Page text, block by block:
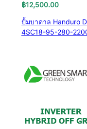
฿12,500.00
ปั้มบาดาล Handuro
4SC18-95-280-